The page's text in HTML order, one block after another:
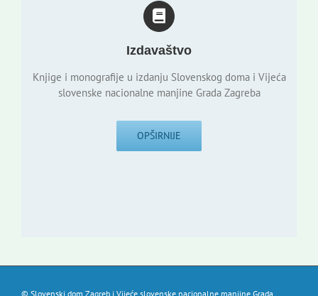
Izdavaštvo
Knjige i monografije u izdanju Slovenskog doma i Vijeća
slovenske nacionalne manjine Grada Zagreba
OPŠIRNIJE
© Slovenski dom Zagreb i Vijeće slovenske nacionalne manjine Grada